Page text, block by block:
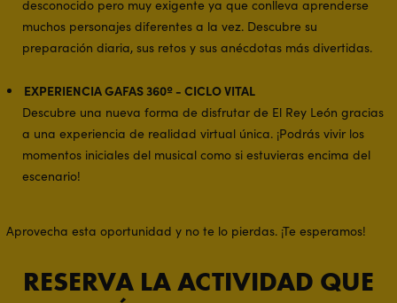
desconocido pero muy exigente ya que conlleva aprenderse
muchos personajes diferentes a la vez. Descubre su
preparación diaria, sus retos y sus anécdotas más divertidas.
EXPERIENCIA GAFAS 360º - CICLO VITAL
Descubre una nueva forma de disfrutar de El Rey León gracias
a una experiencia de realidad virtual única. ¡Podrás vivir los
momentos iniciales del musical como si estuvieras encima del
escenario!
Aprovecha esta oportunidad y no te lo pierdas. ¡Te esperamos!
RESERVA LA ACTIVIDAD QUE